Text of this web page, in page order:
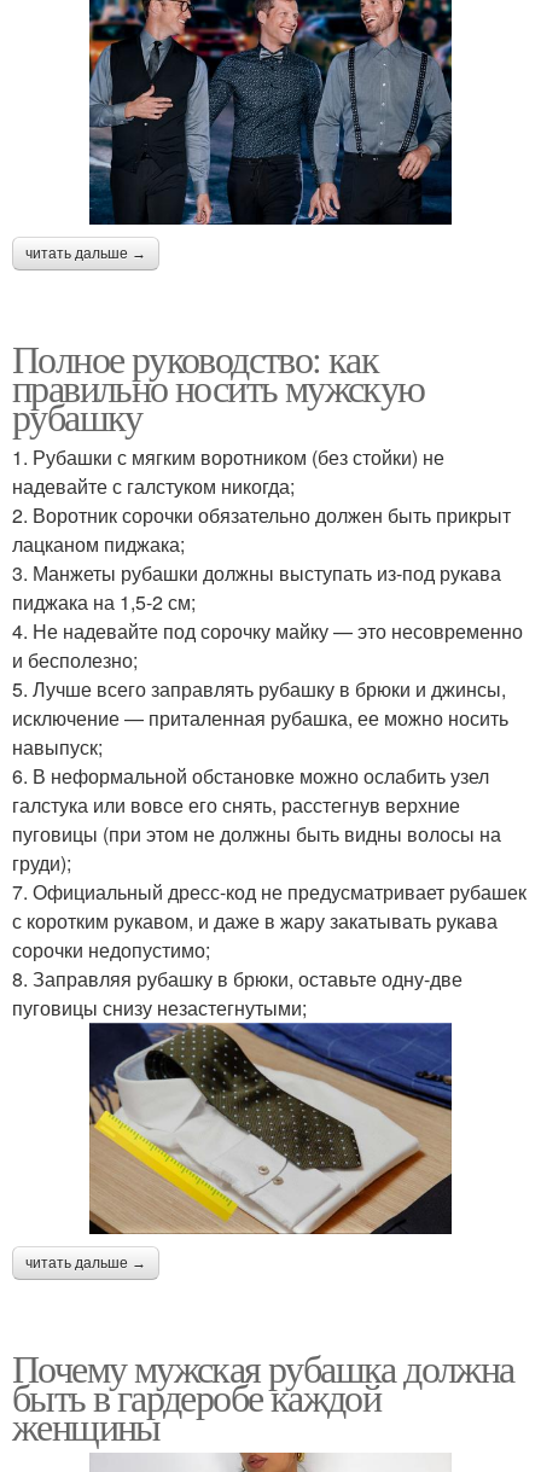
читать дальше →
Полное руководство: как
правильно носить мужскую
рубашку
1. Рубашки с мягким воротником (без стойки) не
надевайте с галстуком никогда;
2. Воротник сорочки обязательно должен быть прикрыт
лацканом пиджака;
3. Манжеты рубашки должны выступать из-под рукава
пиджака на 1,5-2 см;
4. Не надевайте под сорочку майку — это несовременно
и бесполезно;
5. Лучше всего заправлять рубашку в брюки и джинсы,
исключение — приталенная рубашка, ее можно носить
навыпуск;
6. В неформальной обстановке можно ослабить узел
галстука или вовсе его снять, расстегнув верхние
пуговицы (при этом не должны быть видны волосы на
груди);
7. Официальный дресс-код не предусматривает рубашек
с коротким рукавом, и даже в жару закатывать рукава
сорочки недопустимо;
8. Заправляя рубашку в брюки, оставьте одну-две
пуговицы снизу незастегнутыми;
читать дальше →
Почему мужская рубашка должна
быть в гардеробе каждой
женщины